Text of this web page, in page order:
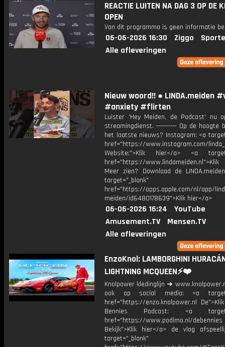
REACTIE LUITEN NA DAG 3 OP DE
OPEN
Van dit programma is geen informatie
06-06-2026 16:30 Ziggo
Alle afleveringen
Nieuw woord!! ● LINDA.meiden
#anxiety #flirten
Luister 'Hey Meiden, de Podcast' nu
streamingdienst. ---------- Op de hoogte
het laatste nieuws? Instagram: <a
href="https://www.instagram.com/
Website:">Klik hier</a> <a
href="https://
Meer zien? Download de
target="_blank"
href="https://apps.apple.com/nl/app/
meiden/id6480178639">Klik hier</a>
06-06-2026 16:24
YouTube
Amusement.TV
Mensen.TV
Alle afleveringen
EnzoKnol: LAMBORGHINI
LIGHTNING MCQUEEN⚡️❤️
Knolpower kledinglijn ➜
ook op social media: <a
href="https://enzo.knolpower.nl
Bennies Podcast: <a
href="https://www.podimo.nl/debennies
Bekijk">Klik hier</a> de vlog
target="_blank"